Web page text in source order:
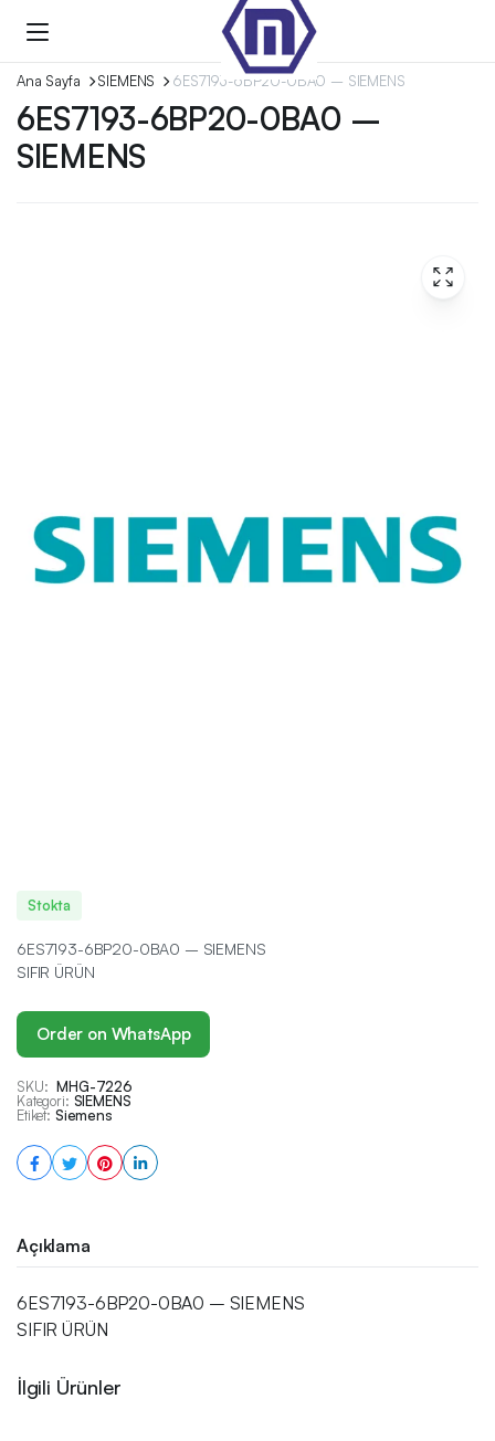
Ana Sayfa SIEMENS 6ES7193-6BP20-0BA0 – SIEMENS
6ES7193-6BP20-0BA0 –
SIEMENS
Stokta
6ES7193-6BP20-0BA0 – SIEMENS
SIFIR ÜRÜN
Order on WhatsApp
SKU: MHG-7226
Kategori: SIEMENS
Etiket: Siemens
Açıklama
6ES7193-6BP20-0BA0 – SIEMENS
SIFIR ÜRÜN
İlgili Ürünler